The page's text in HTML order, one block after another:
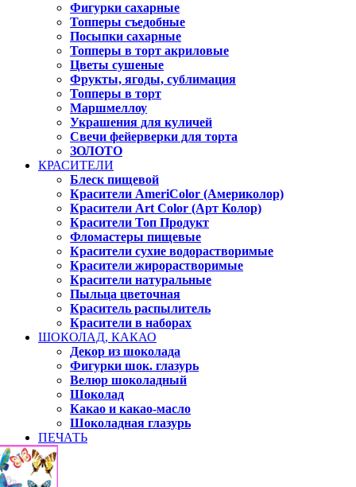
Фигурки сахарные
Топперы съедобные
Посыпки сахарные
Топперы в торт акриловые
Цветы сушеные
Фрукты, ягоды, сублимация
Топперы в торт
Маршмеллоу
Украшения для куличей
Свечи фейерверки для торта
ЗОЛОТО
КРАСИТЕЛИ
Блеск пищевой
Красители AmeriColor (Америколор)
Красители Art Color (Арт Колор)
Красители Топ Продукт
Фломастеры пищевые
Красители сухие водорастворимые
Красители жирорастворимые
Красители натуральные
Пыльца цветочная
Краситель распылитель
Красители в наборах
ШОКОЛАД, КАКАО
Декор из шоколада
Фигурки шок. глазурь
Велюр шоколадный
Шоколад
Какао и какао-масло
Шоколадная глазурь
ПЕЧАТЬ